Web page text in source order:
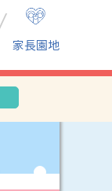
家長園地